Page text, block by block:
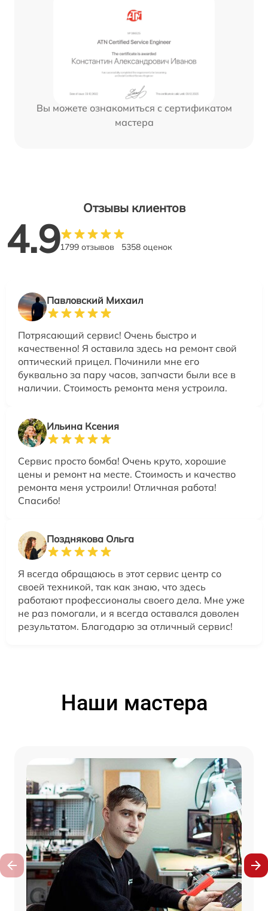
Вы можете ознакомиться с сертификатом
мастера
Отзывы клиентов
4.91799 отзывов 5358 оценок
Павловский Михаил
Потрясающий сервис! Очень быстро и
качественно! Я оставила здесь на ремонт свой
оптический прицел. Починили мне его
буквально за пару часов, запчасти были все в
наличии. Стоимость ремонта меня устроила.
Ильина Ксения
Сервис просто бомба! Очень круто, хорошие
цены и ремонт на месте. Стоимость и качество
ремонта меня устроили! Отличная работа!
Спасибо!
Позднякова Ольга
Я всегда обращаюсь в этот сервис центр со
своей техникой, так как знаю, что здесь
работают профессионалы своего дела. Мне уже
не раз помогали, и я всегда оставался доволен
результатом. Благодарю за отличный сервис!
Наши мастера